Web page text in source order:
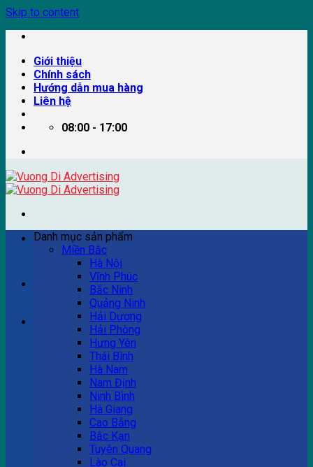
Skip to content
Giới thiệu
Chính sách
Hướng dẫn mua hàng
Liên hệ
08:00 - 17:00
Ví dụ: Billboard quảng cáo, pano quảng cáo, quảng cáo
trên xe bus...
Tư vấn bán hàng
0983 863 488
Hotline hỗ trợ
0983 863 488
Danh mục sản phẩm
Miền Bắc
Hà Nội
Vĩnh Phúc
Bắc Ninh
Quảng Ninh
Hải Dương
Hải Phòng
Hưng Yên
Thái Bình
Hà Nam
Nam Định
Ninh Bình
Hà Giang
Cao Bằng
Bắc Kạn
Tuyên Quang
Lào Cai